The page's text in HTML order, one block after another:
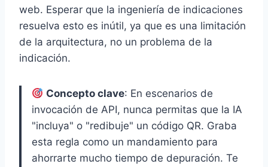
web. Esperar que la ingeniería de indicaciones
resuelva esto es inútil, ya que es una limitación
de la arquitectura, no un problema de la
indicación.
Concepto clave: En escenarios de
invocación de API, nunca permitas que la IA
"incluya" o "redibuje" un código QR. Graba
esta regla como un mandamiento para
ahorrarte mucho tiempo de depuración. Te